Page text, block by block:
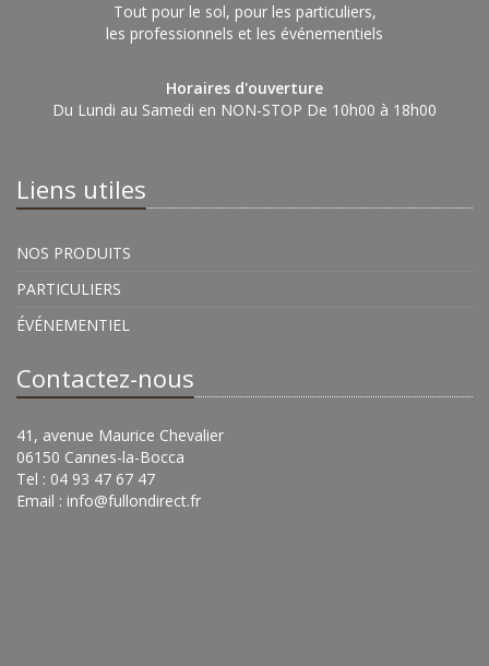
Tout pour le sol, pour les particuliers,
les professionnels et les événementiels
Horaires d'ouverture
Du Lundi au Samedi en NON-STOP De 10h00 à 18h00
Liens utiles
NOS PRODUITS
PARTICULIERS
ÉVÉNEMENTIEL
Contactez-nous
41, avenue Maurice Chevalier
06150 Cannes-la-Bocca
Tel : 04 93 47 67 47
Email : info@fullondirect.fr